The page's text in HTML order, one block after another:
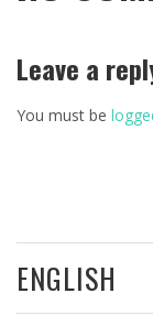
Leave a
You must be
ENGLISH